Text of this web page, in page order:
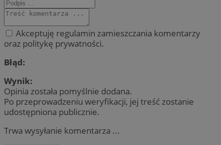
Akceptuję regulamin zamieszczania komentarzy
oraz politykę prywatności.
Błąd:
Wynik:
Opinia została pomyślnie dodana.
Po przeprowadzeniu weryfikacji, jej treść zostanie
udostępniona publicznie.
Trwa wysyłanie komentarza ...